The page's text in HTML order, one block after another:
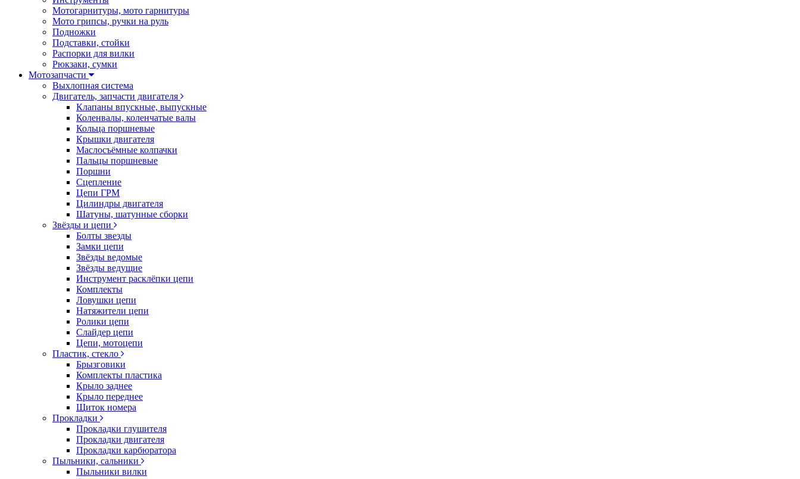
Мотогарнитуры, мото гарнитуры
Мото грипсы, ручки на руль
Подножки
Подставки, стойки
Распорки для вилки
Рюкзаки, сумки
Мотозапчасти
Выхлопная система
Двигатель, запчасти двигателя
Клапаны впускные, выпускные
Коленвалы, коленчатые валы
Кольца поршневые
Крышки двигателя
Маслосъёмные колпачки
Пальцы поршневые
Поршни
Сцепление
Цепи ГРМ
Цилиндры двигателя
Шатуны, шатунные сборки
Звёзды и цепи
Болты звезды
Замки цепи
Звёзды ведомые
Звёзды ведущие
Инструмент расклёпки цепи
Комплекты
Ловушки цепи
Натяжители цепи
Ролики цепи
Слайдер цепи
Цепи, мотоцепи
Пластик, стекло
Брызговики
Комплекты пластика
Крыло заднее
Крыло переднее
Щиток номера
Прокладки
Прокладки глушителя
Прокладки двигателя
Прокладки карбюратора
Пыльники, сальники
Пыльники вилки